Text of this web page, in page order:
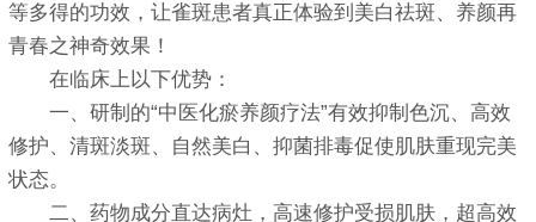
等多得的功效，让雀斑患者真正体验到美白祛斑、养颜再
青春之神奇效果！
在临床上以下优势：
一、研制的“中医化瘀养颜疗法”有效抑制色沉、高效
修护、清斑淡斑、自然美白、抑菌排毒促使肌肤重现完美
状态。
二、药物成分直达病灶，高速修护受损肌肤，超高效